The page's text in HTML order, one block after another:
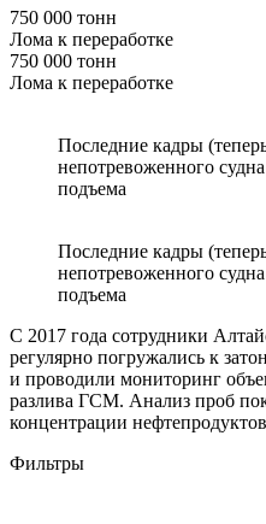
750 000 тонн
Лома к переработке
750 000 тонн
Лома к переработке
Последние кадры
непотревоженного судна
подъема
Последние кадры
непотревоженного судна
подъема
С 2017 года сотрудники
регулярно погружались к
и проводили мониторинг
разлива ГСМ. Анализ проб
концентрации
Фильтры